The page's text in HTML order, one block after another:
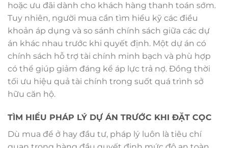
hoặc ưu đãi dành cho khách hàng thanh toán sớm.
Tuy nhiên, người mua cần tìm hiểu kỹ các điều
khoản áp dụng và so sánh chính sách giữa các dự
án khác nhau trước khi quyết định. Một dự án có
chính sách hỗ trợ tài chính minh bạch và phù hợp
có thể giúp giảm đáng kể áp lực trả nợ. Đồng thời
tối ưu hiệu quả tài chính trong suốt quá trình sở
hữu căn hộ.
TÌM HIỂU PHÁP LÝ DỰ ÁN TRƯỚC KHI ĐẶT CỌC
Dù mua để ở hay đầu tư, pháp lý luôn là tiêu chí